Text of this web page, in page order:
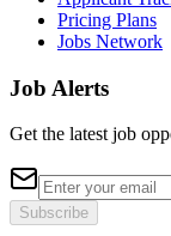
Pricing Plans
Jobs Network
Job Alerts
Get the latest job
Subscribe